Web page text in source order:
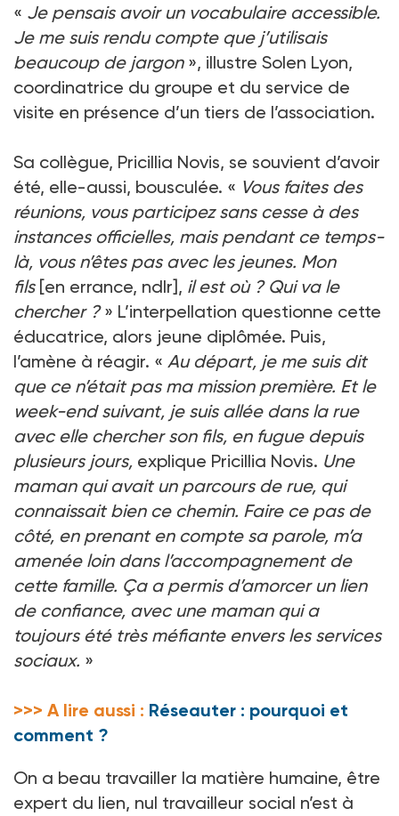
« Je pensais avoir un vocabulaire accessible.
Je me suis rendu compte que j’utilisais
beaucoup de jargon», illustre Solen Lyon,
coordinatrice du groupe et du service de
visite en présence d’un tiers de l’association.
Sa collègue, Pricillia Novis, se souvient d’avoir
été, elle-aussi, bousculée. « Vous faites des
réunions, vous participez sans cesse à des
instances officielles, mais pendant ce temps-
là, vous n’êtes pas avec les jeunes. Mon
fils[en errance, ndlr], il est où ? Qui va le
chercher ?» L’interpellation questionne cette
éducatrice, alors jeune diplômée. Puis,
l’amène à réagir. « Au départ, je me suis dit
que ce n’était pas ma mission première. Et le
week-end suivant, je suis allée dans la rue
avec elle chercher son fils, en fugue depuis
plusieurs jours, explique Pricillia Novis. Une
maman qui avait un parcours de rue, qui
connaissait bien ce chemin. Faire ce pas de
côté, en prenant en compte sa parole, m’a
amenée loin dans l’accompagnement de
cette famille. Ça a permis d’amorcer un lien
de confiance, avec une maman qui a
toujours été très méfiante envers les services
sociaux. »
>>> A lire aussi : Réseauter : pourquoi et
comment ?
On a beau travailler la matière humaine, être
expert du lien, nul travailleur social n’est à